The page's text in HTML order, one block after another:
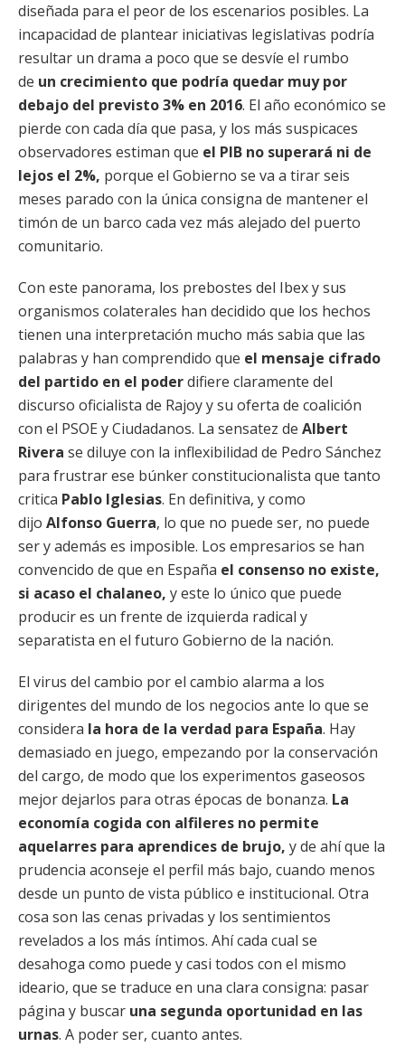
diseñada para el peor de los escenarios posibles. La
incapacidad de plantear iniciativas legislativas podría
resultar un drama a poco que se desvíe el rumbo
de un crecimiento que podría quedar muy por
debajo del previsto 3% en 2016. El año económico se
pierde con cada día que pasa, y los más suspicaces
observadores estiman que el PIB no superará ni de
lejos el 2%, porque el Gobierno se va a tirar seis
meses parado con la única consigna de mantener el
timón de un barco cada vez más alejado del puerto
comunitario.
Con este panorama, los prebostes del Ibex y sus
organismos colaterales han decidido que los hechos
tienen una interpretación mucho más sabia que las
palabras y han comprendido que el mensaje cifrado
del partido en el poderdifiere claramente del
discurso oficialista de Rajoy y su oferta de coalición
con el PSOE y Ciudadanos. La sensatez de Albert
Rivera se diluye con la inflexibilidad de Pedro Sánchez
para frustrar ese búnker constitucionalista que tanto
critica Pablo Iglesias. En definitiva, y como
dijo Alfonso Guerra, lo que no puede ser, no puede
ser y además es imposible. Los empresarios se han
convencido de que en España el consenso no existe,
si acaso el chalaneo, y este lo único que puede
producir es un frente de izquierda radical y
separatista en el futuro Gobierno de la nación.
El virus del cambio por el cambio alarma a los
dirigentes del mundo de los negocios ante lo que se
considera la hora de la verdad para España. Hay
demasiado en juego, empezando por la conservación
del cargo, de modo que los experimentos gaseosos
mejor dejarlos para otras épocas de bonanza. La
economía cogida con alfileres no permite
aquelarres para aprendices de brujo, y de ahí que la
prudencia aconseje el perfil más bajo, cuando menos
desde un punto de vista público e institucional. Otra
cosa son las cenas privadas y los sentimientos
revelados a los más íntimos. Ahí cada cual se
desahoga como puede y casi todos con el mismo
ideario, que se traduce en una clara consigna: pasar
página y buscar una segunda oportunidad en las
urnas. A poder ser, cuanto antes.